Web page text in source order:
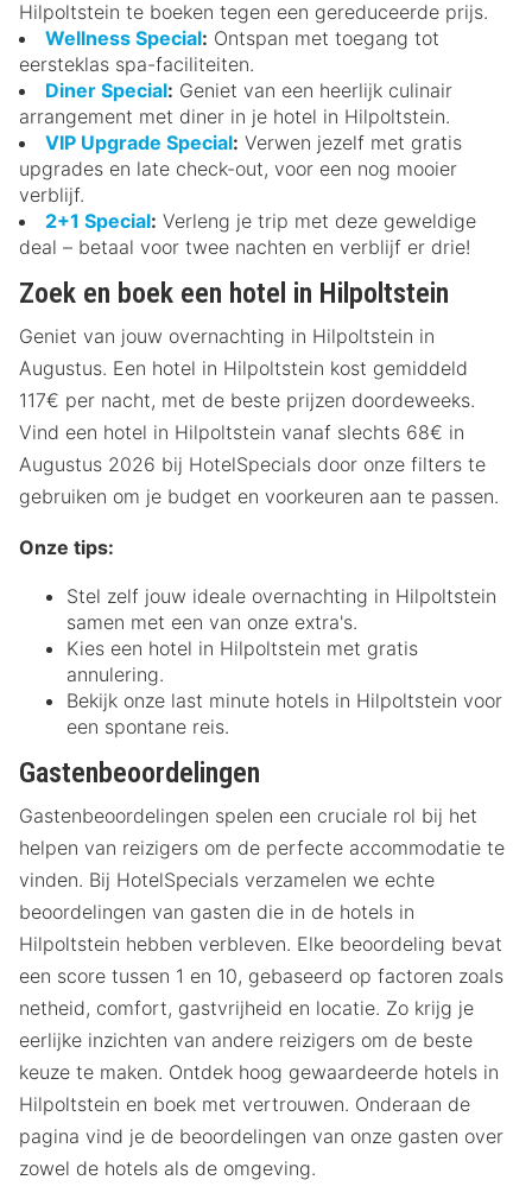
Hilpoltstein te boeken tegen een gereduceerde prijs.
Wellness Special: Ontspan met toegang tot
eersteklas spa-faciliteiten.
Diner Special: Geniet van een heerlijk culinair
arrangement met diner in je hotel in Hilpoltstein.
VIP Upgrade Special: Verwen jezelf met gratis
upgrades en late check-out, voor een nog mooier
verblijf.
2+1 Special: Verleng je trip met deze geweldige
deal – betaal voor twee nachten en verblijf er drie!
Zoek en boek een hotel in Hilpoltstein
Geniet van jouw overnachting in Hilpoltstein in
Augustus. Een hotel in Hilpoltstein kost gemiddeld
117€ per nacht, met de beste prijzen doordeweeks.
Vind een hotel in Hilpoltstein vanaf slechts 68€ in
Augustus 2026 bij HotelSpecials door onze filters te
gebruiken om je budget en voorkeuren aan te passen.
Onze tips:
Stel zelf jouw ideale overnachting in Hilpoltstein
samen met een van onze extra's.
Kies een hotel in Hilpoltstein met gratis
annulering.
Bekijk onze last minute hotels in Hilpoltstein voor
een spontane reis.
Gastenbeoordelingen
Gastenbeoordelingen spelen een cruciale rol bij het
helpen van reizigers om de perfecte accommodatie te
vinden. Bij HotelSpecials verzamelen we echte
beoordelingen van gasten die in de hotels in
Hilpoltstein hebben verbleven. Elke beoordeling bevat
een score tussen 1 en 10, gebaseerd op factoren zoals
netheid, comfort, gastvrijheid en locatie. Zo krijg je
eerlijke inzichten van andere reizigers om de beste
keuze te maken. Ontdek hoog gewaardeerde hotels in
Hilpoltstein en boek met vertrouwen. Onderaan de
pagina vind je de beoordelingen van onze gasten over
zowel de hotels als de omgeving.